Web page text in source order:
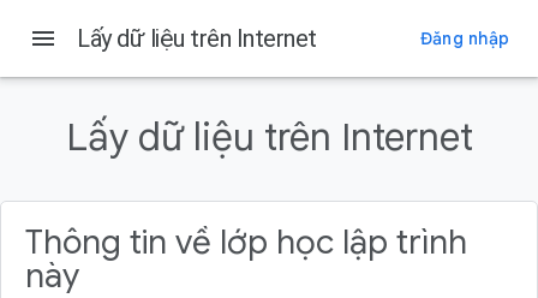
Trước khi bắt đầu
Kiến thức bạn cần có
Bạn sẽ thực hiện
Bạn cần có
menu Lấy dữ liệu trên Internet Đăng nhập
Lấy dữ liệu trên Internet
Thông tin về lớp học lập trình
này